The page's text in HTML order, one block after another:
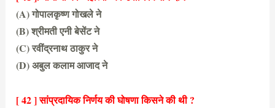
(A) गोपालकृष्ण गोखले ने
(B) श्रीमती एनी बेसेंट ने
(C) रवींद्रनाथ ठाकुर ने
(D) अबुल कलाम आजाद ने
[ 42 ] सांप्रदायिक निर्णय की घोषणा किसने की थी ?